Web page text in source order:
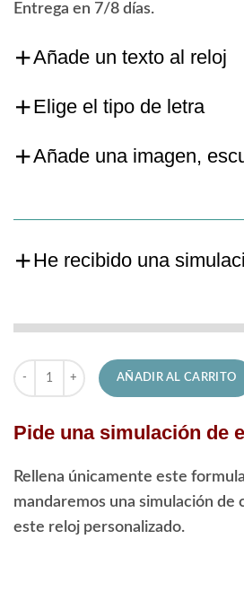
Entrega en 7/8 días.
Añade un texto al reloj
Elige el tipo de letra
Añade una imagen,
He recibido una
Reloj Lotus de Señora 18655/1 Clásico
AÑADIR AL CARRITO
Pide una simulación de
Rellena únicamente este
mandaremos una simulación de
este reloj personalizado.